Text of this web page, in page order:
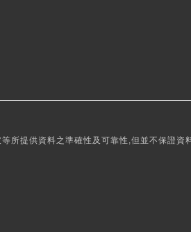
所提供資料之準確性及可靠性,但並不保證資